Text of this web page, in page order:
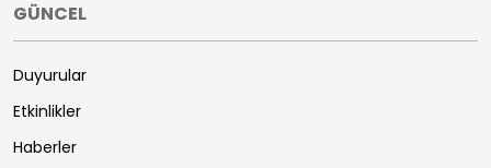
GÜNCEL
Duyurular
Etkinlikler
Haberler